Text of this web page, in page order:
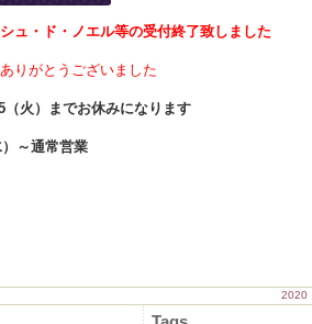
ュ・ド・ノエル等の受付終了致しました
りがとうございました
（火）までお休みになります
～通常営業